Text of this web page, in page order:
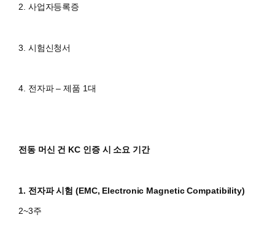
2. 사업자등록증
3. 시험신청서
4. 전자파 – 제품 1대
전동 머신 건 KC 인증 시 소요 기간
1. 전자파 시험 (EMC, Electronic Magnetic Compatibility)
2~3주